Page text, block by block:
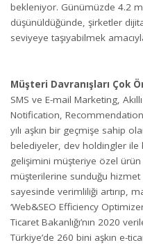
bekleniyor. Günümüzde 4.2
düşünüldüğünde, şirketler
seviyeye taşıyabilmek
Müşteri Davranışları Çok
SMS ve E-mail Marketing,
Notification,
yılı aşkın bir geçmişe sahip
belediyeler, dev holdingler
gelişimini müşteriye özel ürün
müşterilerine sunduğu hizmet
sayesinde verimliliği artırıp,
‘Web&SEO Efficiency
Ticaret Bakanlığı’nın 2020
Türkiye’de 260 bini aşkın e-